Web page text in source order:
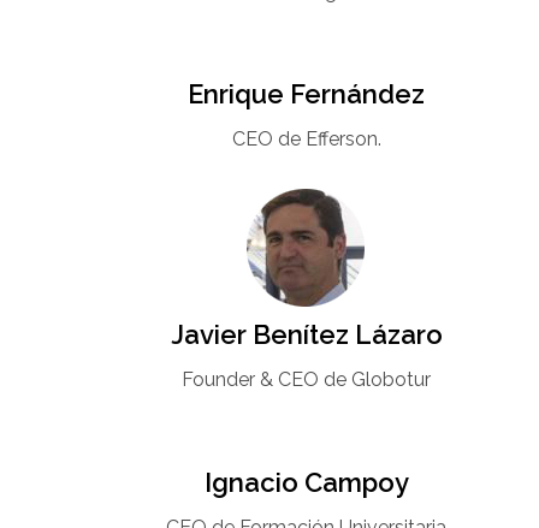
Enrique Fernández
CEO de Efferson.
Javier Benítez Lázaro
Founder & CEO de Globotur​
Ignacio Campoy​